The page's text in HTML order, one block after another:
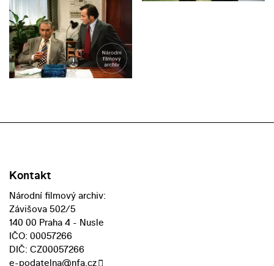
Kontakt
Národní filmový archiv:
Závišova 502/5
140 00 Praha 4 - Nusle
IČO: 00057266
DIČ: CZ00057266
e-podatelna@nfa.cz